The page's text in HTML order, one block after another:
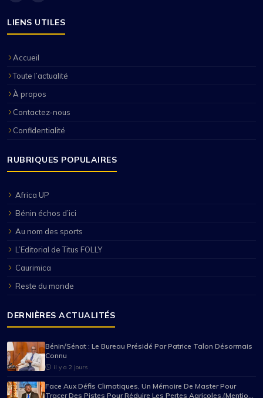
LIENS UTILES
Accueil
Toute l’actualité
À propos
Contactez-nous
Confidentialité
RUBRIQUES POPULAIRES
Africa UP
Bénin échos d’ici
Au nom des sports
L’Editorial de Titus FOLLY
Caurimica
Reste du monde
DERNIÈRES ACTUALITÉS
Bénin/Sénat : Le Bureau Présidé Par Patrice Talon Désormais
Connu
il y a 2 jours
Face Aux Défis Climatiques, Un Mémoire De Master Pour
Tracer Des Pistes Pour Réduire Les Pertes Agricoles.(Mention